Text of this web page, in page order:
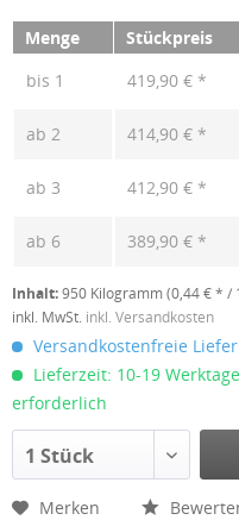
Menge Stückpreis
bis 1 419,90 € *
ab 2 414,90 € *
ab 3 412,90 € *
ab 6 389,90 € *
Inhalt:950 Kilogramm (0,44 € * /
inkl. MwSt. inkl. Versandkosten
Versandkostenfreie
Lieferzeit: 10-19
erforderlich
1 Stück
Merken